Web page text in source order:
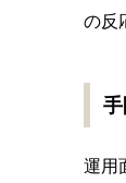
の反
運用